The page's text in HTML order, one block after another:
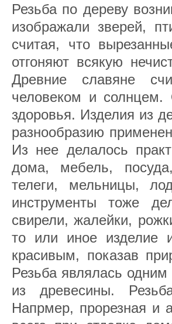
Резьба по дереву
изображали зверей,
считая, что
отгоняют всякую
Древние славяне
человеком и
здоровья. Изделия из
разнообразию
Из нее делалось
дома, мебель,
телеги, мельницы,
инструменты тоже
свирели, жалейки,
то или иное изделие
красивым, показав
Резьба являлась
из древесины.
Напрмер, прорезная и